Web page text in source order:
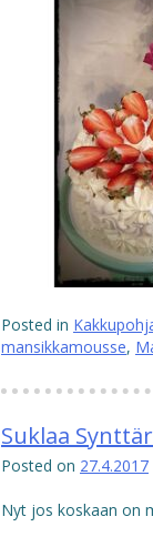
Posted in
mansikkamousse,
Suklaa
Posted on 27.4.2017
Nyt jos koskaan on